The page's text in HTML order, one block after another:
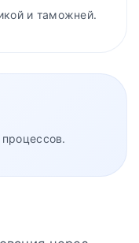
и таможней.